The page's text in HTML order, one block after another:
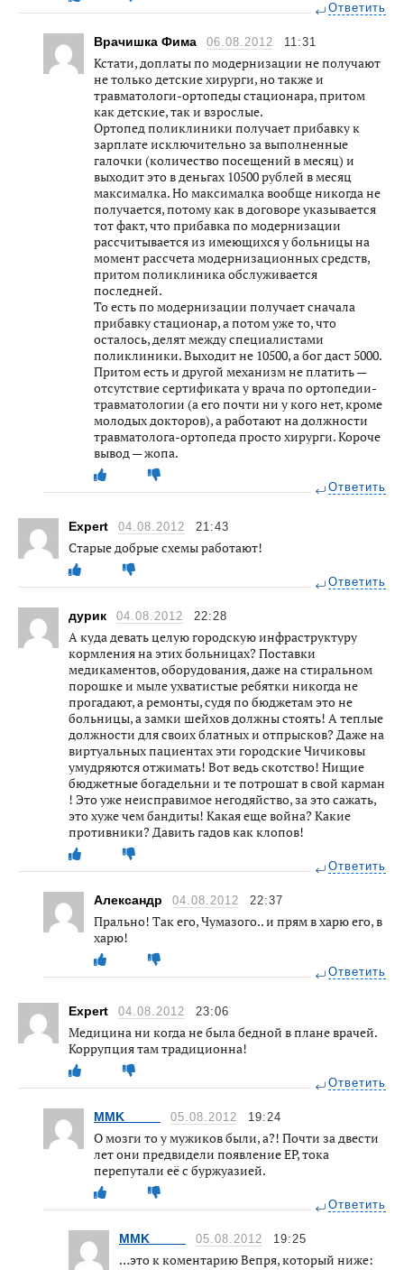
Ответить
Врачишка Фима 06.08.2012 11:31
Кстати, доплаты по модернизации не получают
не только детские хирурги, но также и
травматологи-ортопеды стационара, притом
как детские, так и взрослые.
Ортопед поликлиники получает прибавку к
зарплате исключительно за выполненные
галочки (количество посещений в месяц) и
выходит это в деньгах 10500 рублей в месяц
максималка. Но максималка вообще никогда не
получается, потому как в договоре указывается
тот факт, что прибавка по модернизации
рассчитывается из имеющихся у больницы на
момент рассчета модернизационных средств,
притом поликлиника обслуживается
последней.
То есть по модернизации получает сначала
прибавку стационар, а потом уже то, что
осталось, делят между специалистами
поликлиники. Выходит не 10500, а бог даст 5000.
Притом есть и другой механизм не платить —
отсутствие сертификата у врача по ортопедии-
травматологии (а его почти ни у кого нет, кроме
молодых докторов), а работают на должности
травматолога-ортопеда просто хирурги. Короче
вывод — жопа.
Ответить
Expert 04.08.2012 21:43
Старые добрые схемы работают!
Ответить
дурик 04.08.2012 22:28
А куда девать целую городскую инфраструктуру
кормления на этих больницах? Поставки
медикаментов, оборудования, даже на стиральном
порошке и мыле ухватистые ребятки никогда не
прогадают, а ремонты, судя по бюджетам это не
больницы, а замки шейхов должны стоять! А теплые
должности для своих блатных и отпрысков? Даже на
виртуальных пациентах эти городские Чичиковы
умудряются отжимать! Вот ведь скотство! Нищие
бюджетные богадельни и те потрошат в свой карман
! Это уже неисправимое негодяйство, за это сажать,
это хуже чем бандиты! Какая еще война? Какие
противники? Давить гадов как клопов!
Ответить
Александр 04.08.2012 22:37
Прально! Так его, Чумазого.. и прям в харю его, в
харю!
Ответить
Expert 04.08.2012 23:06
Медицина ни когда не была бедной в плане врачей.
Коррупция там традиционна!
Ответить
MMK_____ 05.08.2012 19:24
О мозги то у мужиков были, а?! Почти за двести
лет они предвидели появление ЕР, тока
перепутали её с буржуазией.
Ответить
MMK_____ 05.08.2012 19:25
…это к коментарию Вепря, который ниже: